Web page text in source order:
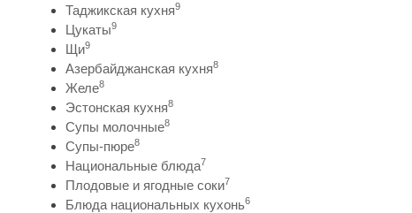
Таджикская кухня9
Цукаты9
Щи9
Азербайджанская кухня8
Желе8
Эстонская кухня8
Супы молочные8
Супы-пюре8
Национальные блюда7
Плодовые и ягодные соки7
Блюда национальных кухонь6